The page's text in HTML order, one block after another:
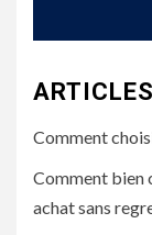
Comment
Comment bien
achat sans